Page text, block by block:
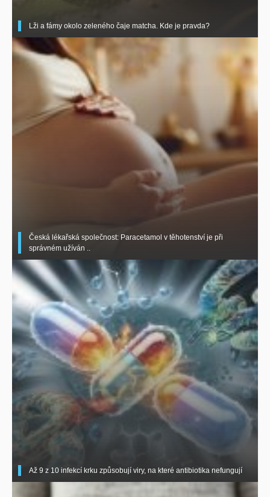
Lži a fámy okolo zeleného čaje matcha. Kde je pravda?
Česká lékařská společnost: Paracetamol v těhotenství je při
správném užíván ..
Až 9 z 10 infekcí krku způsobují viry, na které antibiotika nefungují